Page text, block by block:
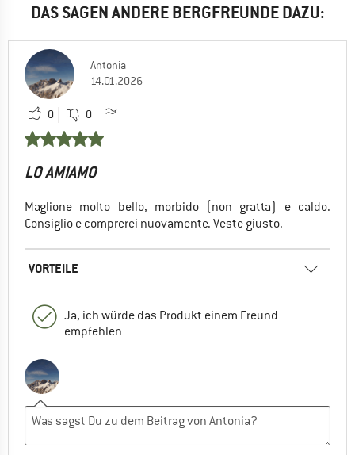
DAS SAGEN ANDERE BERGFREUNDE DAZU:
Antonia
14.01.2026
0 0
LO AMIAMO
Maglione molto bello, morbido (non gratta) e caldo.
Consiglio e comprerei nuovamente. Veste giusto.
VORTEILE
Ja, ich würde das Produkt einem Freund
empfehlen